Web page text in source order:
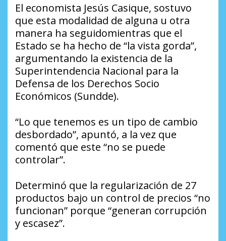
El economista Jesús Casique, sostuvo
que esta modalidad de alguna u otra
manera ha seguidomientras que el
Estado se ha hecho de “la vista gorda”,
argumentando la existencia de la
Superintendencia Nacional para la
Defensa de los Derechos Socio
Económicos (Sundde).
“Lo que tenemos es un tipo de cambio
desbordado”, apuntó, a la vez que
comentó que este “no se puede
controlar”.
Determinó que la regularización de 27
productos bajo un control de precios “no
funcionan” porque “generan corrupción
y escasez”.